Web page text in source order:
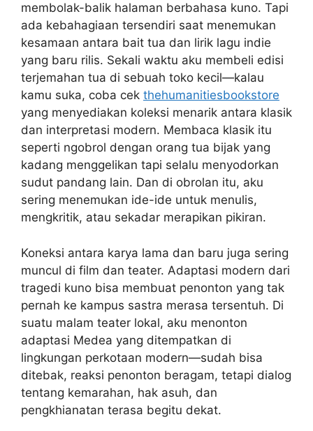
membolak-balik halaman berbahasa kuno. Tapi
ada kebahagiaan tersendiri saat menemukan
kesamaan antara bait tua dan lirik lagu indie
yang baru rilis. Sekali waktu aku membeli edisi
terjemahan tua di sebuah toko kecil—kalau
kamu suka, coba cek thehumanitiesbookstore
yang menyediakan koleksi menarik antara klasik
dan interpretasi modern. Membaca klasik itu
seperti ngobrol dengan orang tua bijak yang
kadang menggelikan tapi selalu menyodorkan
sudut pandang lain. Dan di obrolan itu, aku
sering menemukan ide-ide untuk menulis,
mengkritik, atau sekadar merapikan pikiran.
Koneksi antara karya lama dan baru juga sering
muncul di film dan teater. Adaptasi modern dari
tragedi kuno bisa membuat penonton yang tak
pernah ke kampus sastra merasa tersentuh. Di
suatu malam teater lokal, aku menonton
adaptasi Medea yang ditempatkan di
lingkungan perkotaan modern—sudah bisa
ditebak, reaksi penonton beragam, tetapi dialog
tentang kemarahan, hak asuh, dan
pengkhianatan terasa begitu dekat.